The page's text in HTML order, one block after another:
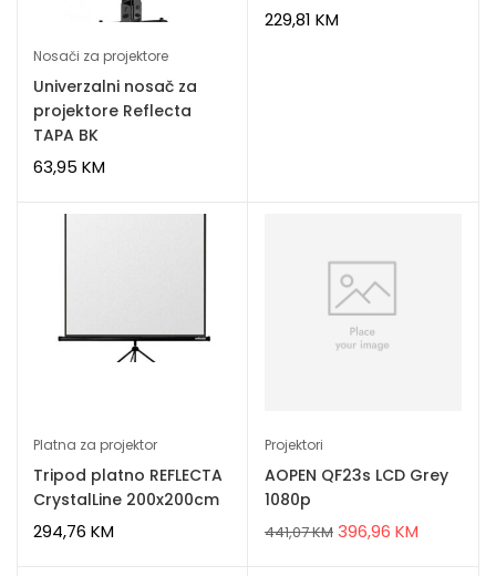
Nosači za projektore
Univerzalni nosač za
projektore Reflecta
TAPA BK
63,95 KM
229,81 KM
Platna za projektor
Tripod platno REFLECTA
CrystalLine 200x200cm
294,76 KM
Projektori
AOPEN QF23s LCD Grey
1080p
441,07KM 396,96 KM